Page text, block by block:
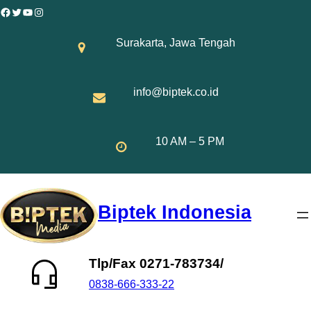
Skip
Facebook
Twitter
YouTube
Instagram
Surakarta, Jawa Tengah
info@biptek.co.id
10 AM – 5 PM
Biptek Indonesia
Tlp/Fax 0271-783734/
0838-666-333-22